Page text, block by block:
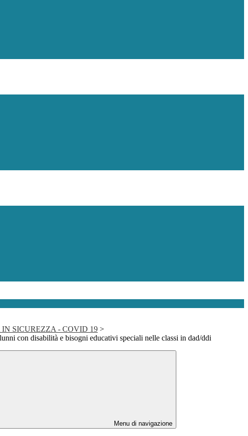
IN SICUREZZA - COVID 19 >
con disabilità e bisogni educativi speciali nelle classi in dad/ddi
Menu di navigazione